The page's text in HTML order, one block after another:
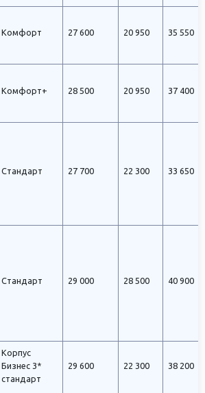
Комфорт 27 600 20 950 35 550
Комфорт+ 28 500 20 950 37 400
Стандарт 27 700 22 300 33 650
Стандарт 29 000 28 500 40 900
Корпус
Бизнес 3*
стандарт
29 600 22 300 38 200